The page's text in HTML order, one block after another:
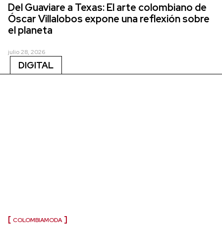
Del Guaviare a Texas: El arte colombiano de
Óscar Villalobos expone una reflexión sobre
el planeta
julio 28, 2026
DIGITAL
COLOMBIAMODA